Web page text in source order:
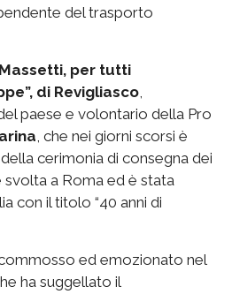
del trasporto
per tutti
di Revigliasco
paese e volontario della Pro
, che nei giorni scorsi è
cerimonia di consegna dei
a Roma ed è stata
con il titolo “40 anni di
ed emozionato nel
ha suggellato il